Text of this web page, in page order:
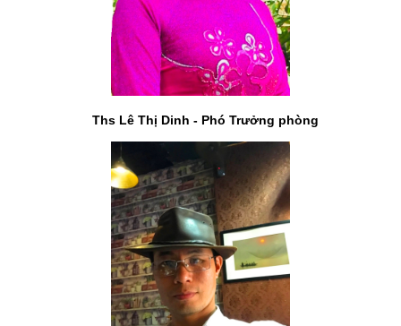
Ths Lê Thị Dinh - Phó Trưởng phòng